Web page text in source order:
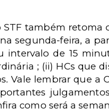
STF também
segunda-feira, a
intervalo de 15
; (ii) HCs que
Vale lembrar que
como será a